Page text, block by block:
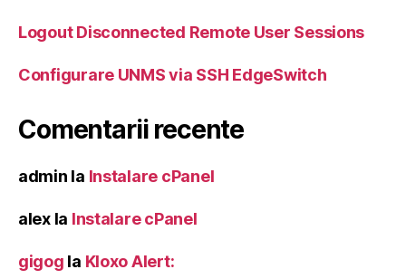
Logout Disconnected Remote User Sessions
Configurare UNMS via SSH EdgeSwitch
Comentarii recente
admin la Instalare cPanel
alexla Instalare cPanel
gigog la Kloxo Alert: